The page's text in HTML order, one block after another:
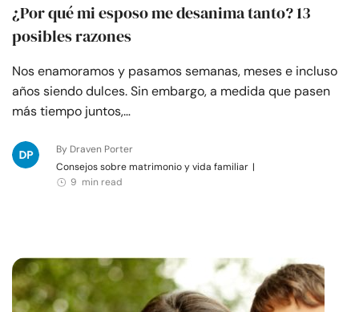
¿Por qué mi esposo me desanima tanto? 13
posibles razones
Nos enamoramos y pasamos semanas, meses e incluso
años siendo dulces. Sin embargo, a medida que pasen
más tiempo juntos,…
By Draven Porter
Consejos sobre matrimonio y vida familiar |
9 min read